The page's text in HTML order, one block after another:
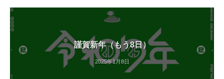
謹賀新年（もう8日）
2025年1月8日